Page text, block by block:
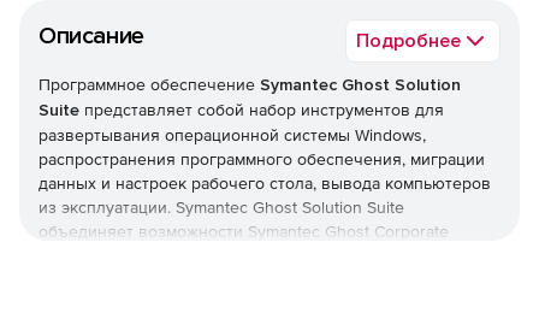
Описание Подробнее
Программное обеспечение Symantec Ghost Solution
Suite представляет собой набор инструментов для
развертывания операционной системы Windows,
распространения программного обеспечения, миграции
данных и настроек рабочего стола, вывода компьютеров
из эксплуатации. Symantec Ghost Solution Suite
объединяет возможности Symantec Ghost Corporate